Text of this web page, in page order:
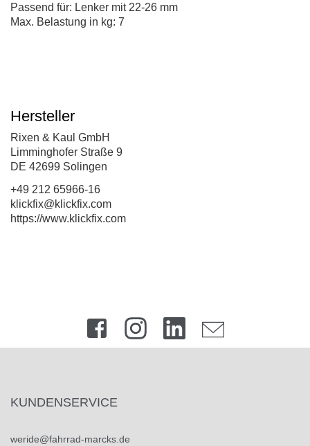
Passend für: Lenker mit 22-26 mm
Max. Belastung in kg: 7
Hersteller
Rixen & Kaul GmbH
Limminghofer Straße 9
DE 42699 Solingen
+49 212 65966-16
klickfix@klickfix.com
https://www.klickfix.com
KUNDENSERVICE
weride@fahrrad-marcks.de